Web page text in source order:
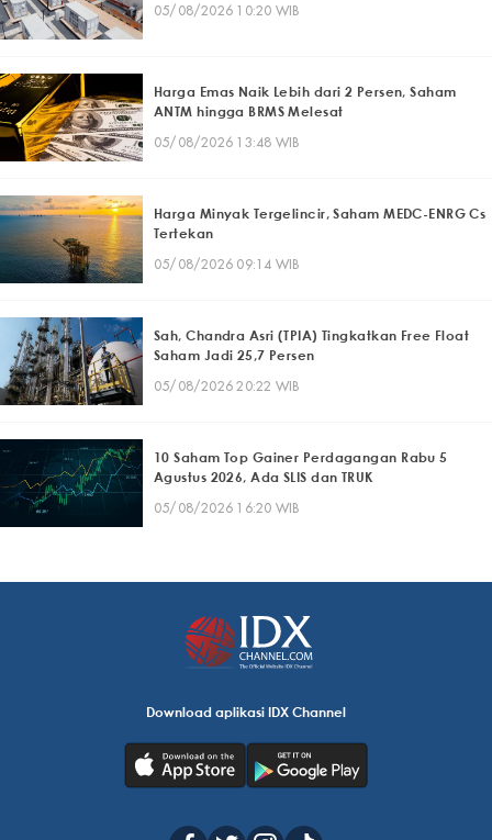
05/08/2026 10:20 WIB
Harga Emas Naik Lebih dari 2 Persen, Saham
ANTM hingga BRMS Melesat
05/08/2026 13:48 WIB
Harga Minyak Tergelincir, Saham MEDC-ENRG Cs
Tertekan
05/08/2026 09:14 WIB
Sah, Chandra Asri (TPIA) Tingkatkan Free Float
Saham Jadi 25,7 Persen
05/08/2026 20:22 WIB
10 Saham Top Gainer Perdagangan Rabu 5
Agustus 2026, Ada SLIS dan TRUK
05/08/2026 16:20 WIB
Download aplikasi IDX Channel